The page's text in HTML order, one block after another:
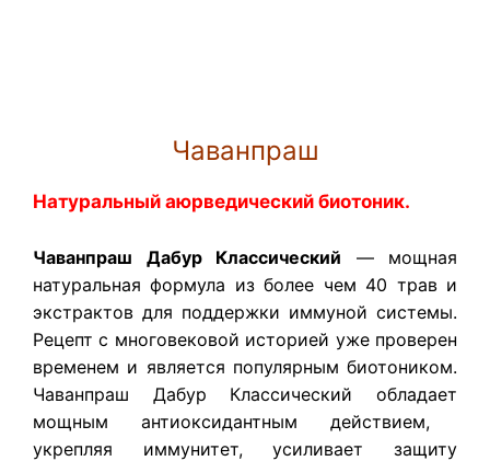
Чаванпраш
Натуральный аюрведический биотоник.
Чаванпраш Дабур Классический — мощная
натуральная формула из более чем 40 трав и
экстрактов для поддержки иммуной системы.
Рецепт с многовековой историей уже проверен
временем и является популярным биотоником.
Чаванпраш Дабур Классический обладает
мощным антиоксидантным действием,
укрепляя иммунитет, усиливает защиту